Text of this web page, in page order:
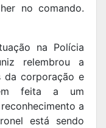
no comando.
na Polícia
relembrou a
da corporação e
feita a um
a
está sendo